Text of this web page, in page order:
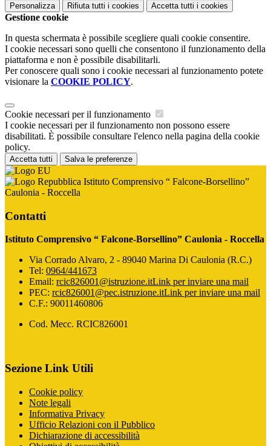
Personalizza Rifiuta tutti i cookies Accetta tutti i cookies
Gestione cookie
In questa schermata è possibile scegliere quali cookie consentire.
I cookie necessari sono quelli che consentono il funzionamento della
piattaforma e non è possibile disabilitarli.
Per conoscere quali sono i cookie necessari al funzionamento potete
visionare la COOKIE POLICY.
Cookie necessari per il funzionamento
I cookie necessari per il funzionamento non possono essere
disabilitati. È possibile consultare l'elenco nella pagina della cookie
policy.
Accetta tutti Salva le preferenze
Istituto Comprensivo “ Falcone-Borsellino”
Caulonia - Roccella
Contatti
Istituto Comprensivo “ Falcone-Borsellino” Caulonia - Roccella
Via Corrado Alvaro, 2 - 89040 Marina Di Caulonia (R.C.)
Tel: 0964/441673
Email: rcic826001@istruzione.itLink per inviare una mail
PEC: rcic826001@pec.istruzione.itLink per inviare una mail
C.F.: 90011460806
Cod. Mecc. RCIC826001
Sezione Link Utili
Cookie policy
Note legali
Informativa Privacy
Ufficio Relazioni con il Pubblico
Dichiarazione di accessibilità